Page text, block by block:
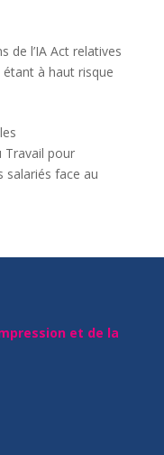
de l’IA Act relatives
étant à haut risque
Travail pour
salariés face au
et de la